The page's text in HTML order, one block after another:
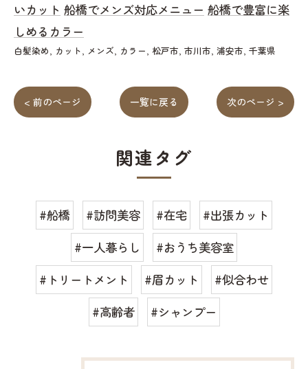
いカット 船橋でメンズ対応メニュー 船橋で豊富に楽
しめるカラー
白髪染め カット メンズ カラー 松戸市 市川市 浦安市 千葉県
< 前のページ 一覧に戻る 次のページ >
関連タグ
#船橋 #訪問美容 #在宅
#出張カット
#一人暮らし
#おうち美容室
#トリートメント
#眉カット
#似合わせ
#高齢者
#シャンプー